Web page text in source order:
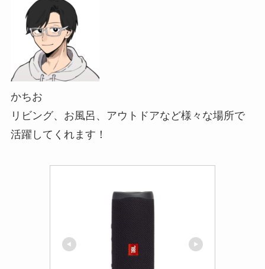
かちお
リビング、お風呂、アウトドアなど様々な場所で
活躍してくれます！